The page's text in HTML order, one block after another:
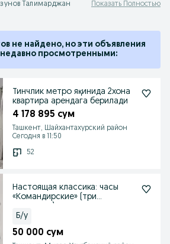
Талимарджан Показать Полностью
не найдено, но эти объявления
недавно просмотренными:
Тинчлик метро яқинида 2хона
квартира арендага берилади
4 178 895 сум
Ташкент, Шайхантахурский район
Сегодня в 11:50
52
Настоящая классика: часы
«Командирские» (три
Б/у
50 000 сум